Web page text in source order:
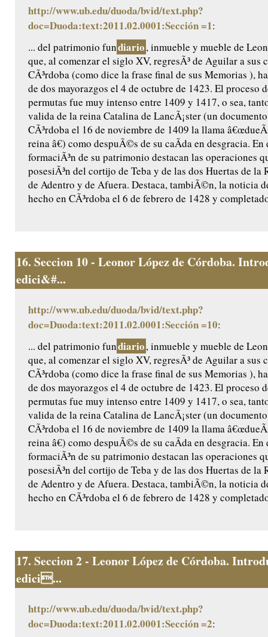
http://www.ub.edu/duoda/bvid/text.php?
doc=Duoda:text:2011.02.0001:Sección =1:
... del patrimonio fundiario, inmueble y mueble de
que, al comenzar el siglo XV, regresÃ³ de Aguilar a sus
CÃ³rdoba (como dice la frase final de sus Memorias ),
de dos mayorazgos el 4 de octubre de 1423. El proceso
permutas fue muy intenso entre 1409 y 1417, o sea,
valida de la reina Catalina de LancÃ¡ster (un
CÃ³rdoba el 16 de noviembre de 1409 la llama
reina â€) como despuÃ©s de su caÃ­da en desgracia.
formaciÃ³n de su patrimonio destacan las operaciones
posesiÃ³n del cortijo de Teba y de las dos Huertas de la
de Adentro y de Afuera. Destaca, tambiÃ©n, la noticia
hecho en CÃ³rdoba el 6 de febrero de 1428 y
16. Seccion 10 - Leonor López de Córdoba.
edici&#...
http://www.ub.edu/duoda/bvid/text.php?
doc=Duoda:text:2011.02.0001:Sección =10:
... del patrimonio fundiario, inmueble y mueble de
que, al comenzar el siglo XV, regresÃ³ de Aguilar a sus
CÃ³rdoba (como dice la frase final de sus Memorias ),
de dos mayorazgos el 4 de octubre de 1423. El proceso
permutas fue muy intenso entre 1409 y 1417, o sea,
valida de la reina Catalina de LancÃ¡ster (un
CÃ³rdoba el 16 de noviembre de 1409 la llama
reina â€) como despuÃ©s de su caÃ­da en desgracia.
formaciÃ³n de su patrimonio destacan las operaciones
posesiÃ³n del cortijo de Teba y de las dos Huertas de la
de Adentro y de Afuera. Destaca, tambiÃ©n, la noticia
hecho en CÃ³rdoba el 6 de febrero de 1428 y
17. Seccion 2 - Leonor López de Córdoba.
edici...
http://www.ub.edu/duoda/bvid/text.php?
doc=Duoda:text:2011.02.0001:Sección =2: